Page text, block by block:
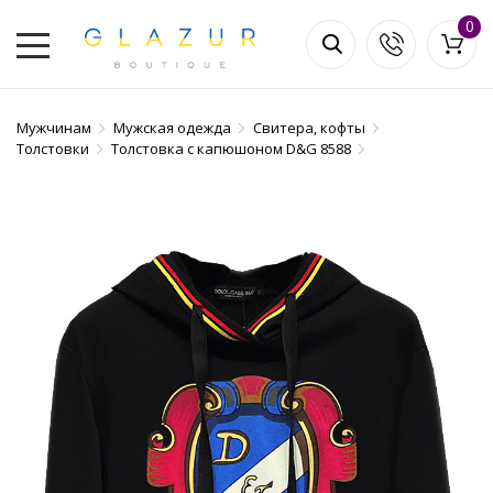
0
Мужчинам Мужская одежда
Свитера, кофты
Толстовки
Толстовка с капюшоном D&G 8588